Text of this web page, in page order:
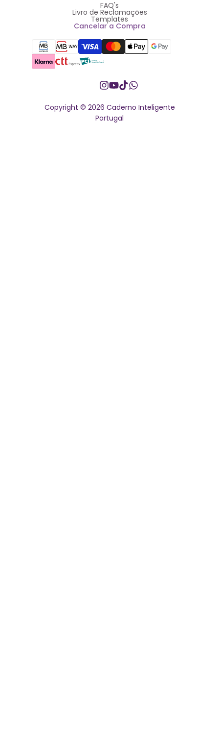
FAQ's
Livro de Reclamações
Templates
Cancelar a Compra
Instagram
YouTube
TikTokWhatsapp
Copyright © 2026 Caderno Inteligente
Portugal